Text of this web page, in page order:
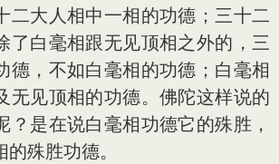
二大人相中一相的功德；三十二
了白毫相跟无见顶相之外的，三
德，不如白毫相的功德；白毫相
无见顶相的功德。佛陀这样说的
？是在说白毫相功德它的殊胜，
殊胜功德。